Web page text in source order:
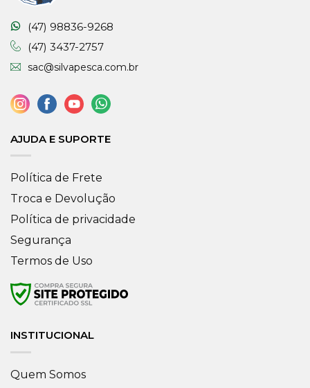
(47) 98836-9268
(47) 3437-2757
sac@silvapesca.com.br
AJUDA E SUPORTE
Política de Frete
Troca e Devolução
Política de privacidade
Segurança
Termos de Uso
INSTITUCIONAL
Quem Somos